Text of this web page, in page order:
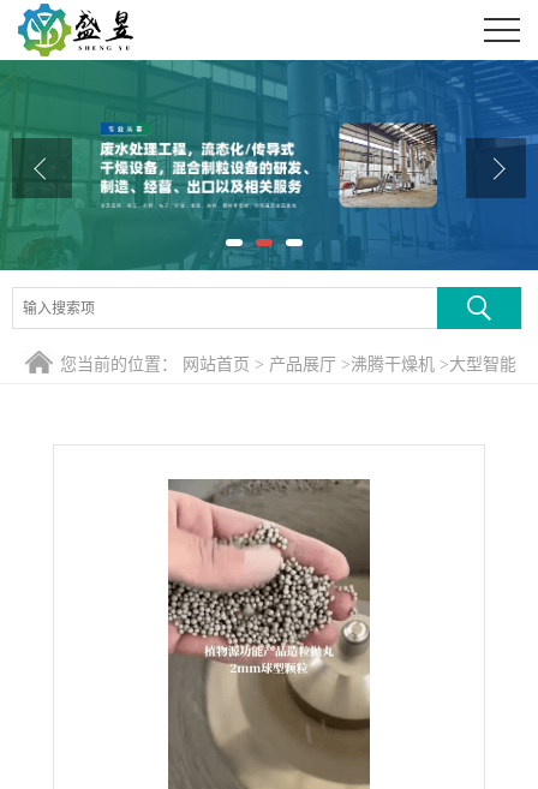
公司介绍
公司动态
产品展厅
证书荣誉
联系方式
您当前的位置： 网站首页 > 产品展厅 >沸腾干燥机 >大型智能